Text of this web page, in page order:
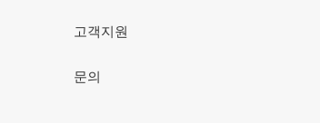
고객지원
문의